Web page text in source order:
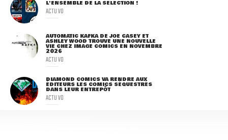
L'ENSEMBLE DE LA SÉLECTION !
ACTU VO
AUTOMATIC KAFKA DE JOE CASEY ET
ASHLEY WOOD TROUVE UNE NOUVELLE
VIE CHEZ IMAGE COMICS EN NOVEMBRE
2026
ACTU VO
DIAMOND COMICS VA RENDRE AUX
ÉDITEURS LES COMICS SÉQUESTRÉS
DANS LEUR ENTREPÔT
ACTU VO